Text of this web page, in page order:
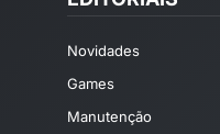
Novidades
Games
Manutenção